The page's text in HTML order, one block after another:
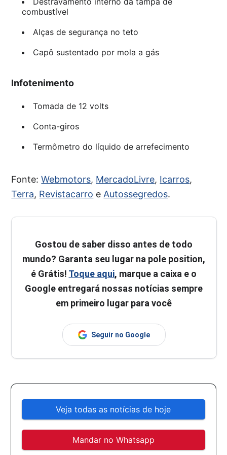
combustível
Alças de segurança no teto
Capô sustentado por mola a gás
Infotenimento
Tomada de 12 volts
Conta-giros
Termômetro do líquido de arrefecimento
Fonte:Webmotors, MercadoLivre, Icarros,
Terra, Revistacarro eAutossegredos.
Gostou de saber disso antes de todo
mundo? Garanta seu lugar na pole position,
é Grátis! Toque aqui, marque a caixa e o
Google entregará nossas notícias sempre
em primeiro lugar para você
Seguir no Google
Veja todas as notícias de hoje
Mandar no Whatsapp